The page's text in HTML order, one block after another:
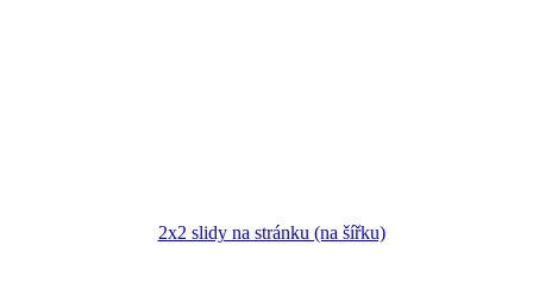
2x2 slidy na stránku (na šířku)